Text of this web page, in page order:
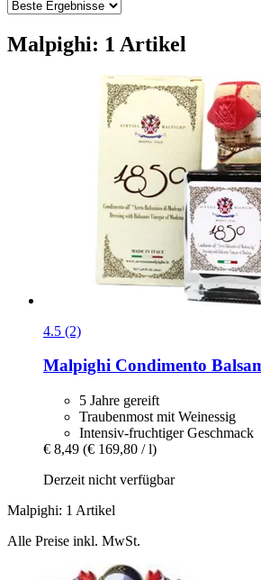
Malpighi: 1 Artikel
4.5 (2)
Malpighi Condimento
5 Jahre gereift
Traubenmost mit Weinessig
Intensiv-fruchtiger Geschmack
€ 8,49 (€ 169,80 / l)
Derzeit nicht verfügbar
Malpighi: 1 Artikel
Alle Preise inkl. MwSt.